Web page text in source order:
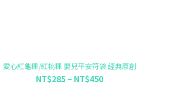
愛心紅龜粿/紅桃粿 嬰兒平安符袋 經典原創
NT$285 ~ NT$450